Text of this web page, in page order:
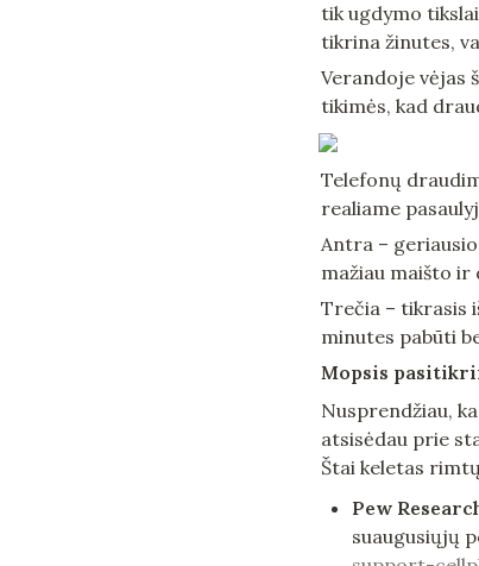
tik ugdymo
tikrina žinutes,
Verandoje vėjas
tikimės, kad
Telefonų
realiame
Antra –
mažiau maišto ir
Trečia – tikrasis
minutes pabūti
Mopsis
Nusprendžiau,
atsisėdau prie
Štai keletas
Pew
suaugusiųjų